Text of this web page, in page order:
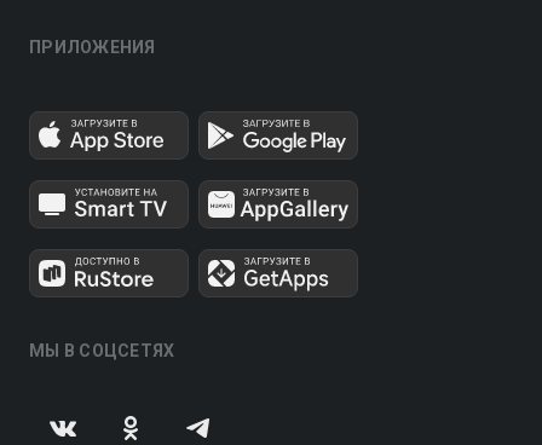
ПРИЛОЖЕНИЯ
МЫ В СОЦСЕТЯХ